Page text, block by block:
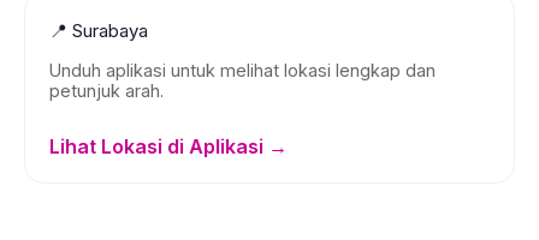
📍 Surabaya
Unduh aplikasi untuk melihat lokasi lengkap dan
petunjuk arah.
Lihat Lokasi di Aplikasi →